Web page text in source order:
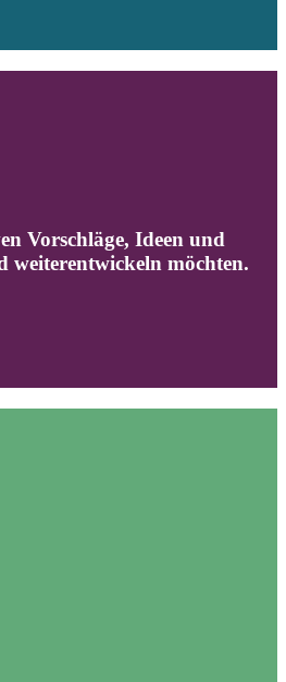
Vorschläge, Ideen und
weiterentwickeln möchten.